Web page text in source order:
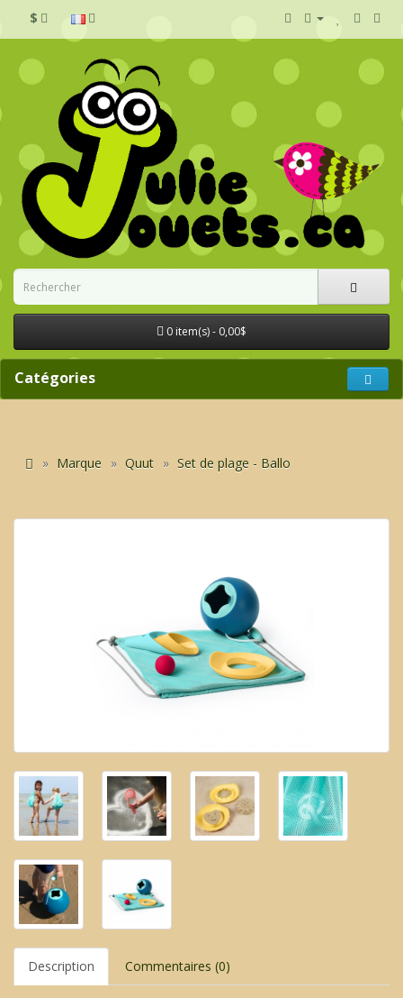
$
0 item(s) - 0,00$
Catégories
Marque Quut Set de plage - Ballo
Description Commentaires (0)